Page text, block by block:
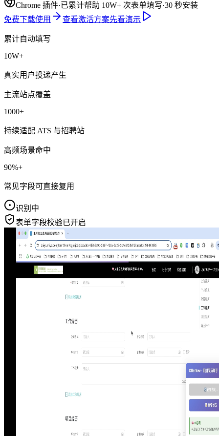
Chrome 插件·已累计帮助 10W+ 次表单填写·30 秒安装
免费下载使用
查看激活方案先看演示
累计自动填写
10W+
真实用户投递产生
主流站点覆盖
1000+
持续适配 ATS 与招聘站
高频场景命中
90%+
常见字段可直接复用
识别中
表单字段校验已开启